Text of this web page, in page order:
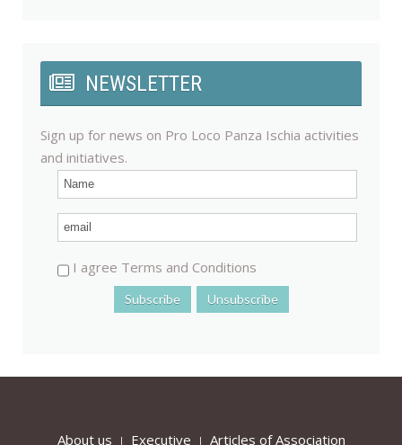
NEWSLETTER
Sign up for news on Pro Loco Panza Ischia activities
and initiatives.
I agree Terms and Conditions
About us Executive Articles of Association